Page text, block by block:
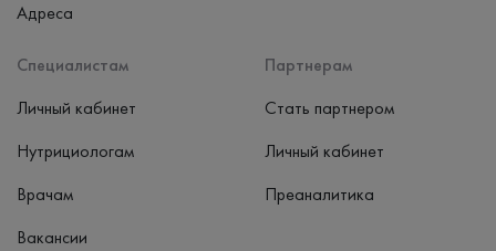
Адреса
Специалистам
Личный кабинет
Нутрициологам
Врачам
Вакансии
Партнерам
Стать партнером
Личный кабинет
Преаналитика